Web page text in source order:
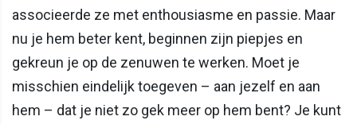
associeerde ze met enthousiasme en passie. Maar
nu je hem beter kent, beginnen zijn piepjes en
gekreun je op de zenuwen te werken. Moet je
misschien eindelijk toegeven – aan jezelf en aan
hem – dat je niet zo gek meer op hem bent? Je kunt